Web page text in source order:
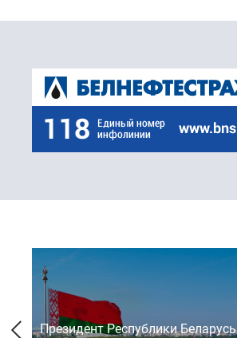
Президент Республики Беларусь